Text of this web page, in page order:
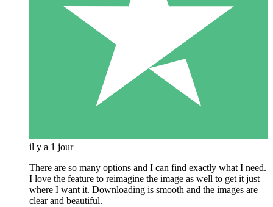
il y a 1 jour
There are so many options and I can find exactly what I need.
I love the feature to reimagine the image as well to get it just
where I want it. Downloading is smooth and the images are
clear and beautiful.